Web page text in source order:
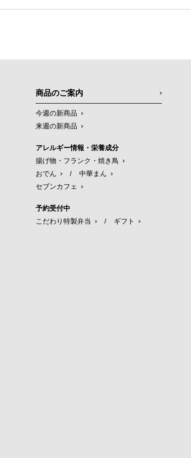
商品のご案内
今週の新商品
来週の新商品
アレルギー情報・栄養成分
揚げ物・フランク・焼き鳥
おでん
/
中華まん
セブンカフェ
予約受付中
こだわり特製弁当
/ ギフト